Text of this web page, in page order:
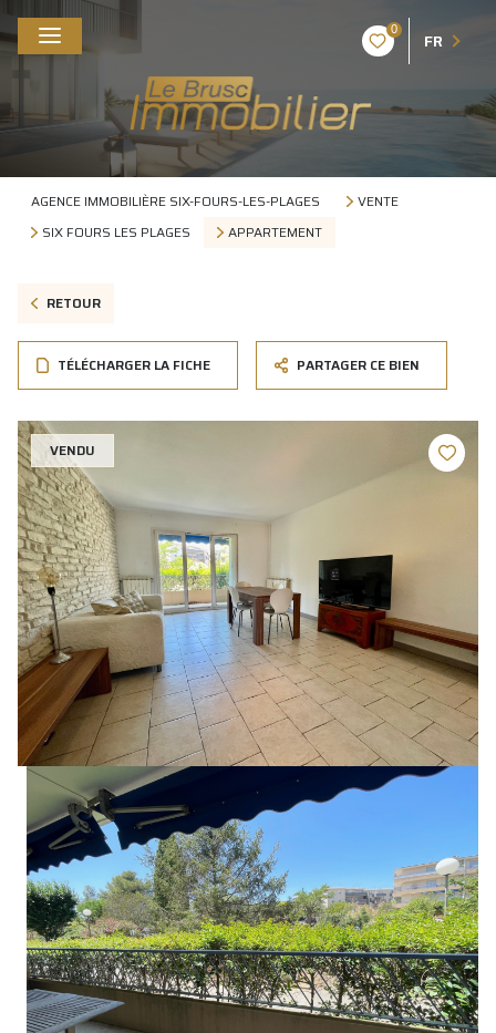
0 FR
AGENCE IMMOBILIÈRE SIX-FOURS-LES-PLAGES
VENTE
SIX FOURS LES PLAGES
APPARTEMENT
RETOUR
TÉLÉCHARGER LA FICHE PARTAGER CE BIEN
VENDU